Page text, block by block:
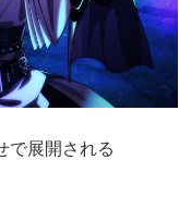
で展開される